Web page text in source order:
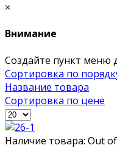
×
Внимание
Создайте пункт меню
Сортировка по
Название товара
Сортировка по цене
Наличие товара: Out